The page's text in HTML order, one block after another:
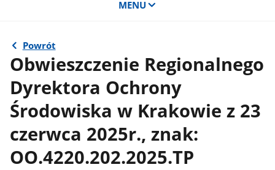
MENU
Powrót
Obwieszczenie Regionalnego
Dyrektora Ochrony
Środowiska w Krakowie z 23
czerwca 2025r., znak:
OO.4220.202.2025.TP